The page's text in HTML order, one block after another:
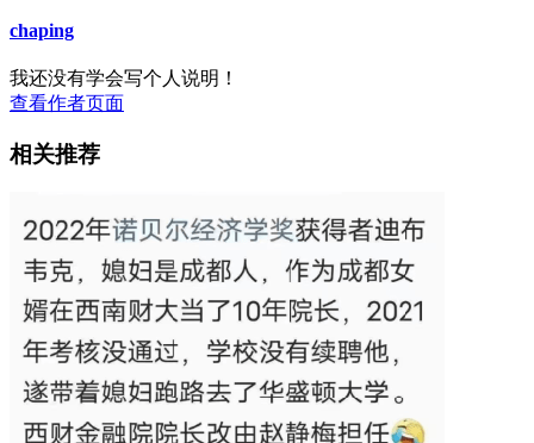
chaping
我还没有学会写个人说明！
查看作者页面
相关推荐